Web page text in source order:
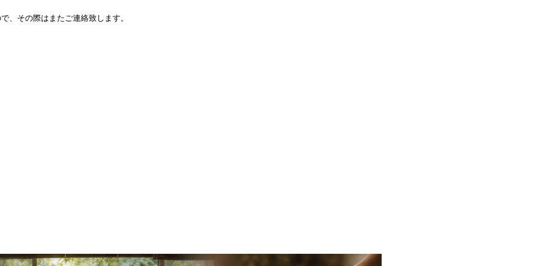
、その際はまたご連絡致します。